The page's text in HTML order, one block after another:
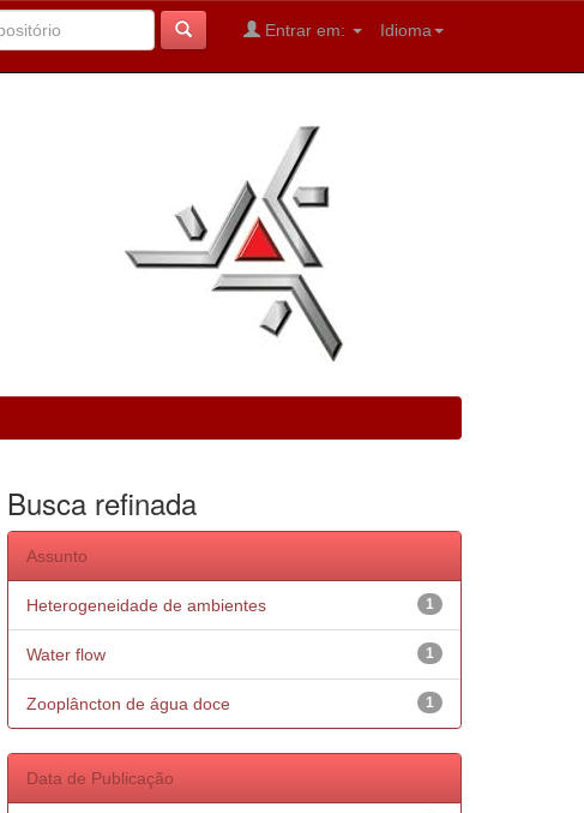
Idioma
Entrar em:
Busca refinada
Assunto
1
Heterogeneidade de ambientes
1
Water flow
1
Zooplâncton de água doce
Data de Publicação